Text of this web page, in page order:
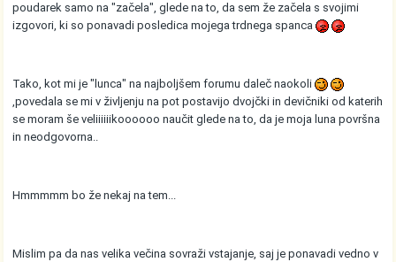
poudarek samo na "začela", glede na to, da sem že začela s svojimi
izgovori, ki so ponavadi posledica mojega trdnega spanca
Tako, kot mi je "lunca" na najboljšem forumu daleč naokoli
,povedala se mi v življenju na pot postavijo dvojčki in devičniki od katerih
se moram še veliiiiiikoooooo naučit glede na to, da je moja luna površna
in neodgovorna..
Hmmmmm bo že nekaj na tem...
Mislim pa da nas velika večina sovraži vstajanje, saj je ponavadi vedno v